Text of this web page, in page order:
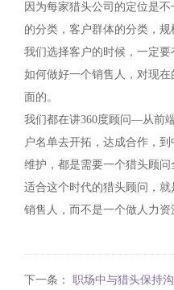
因为每家猎头公司的定位是
的分类，客户群体的分类，
我们选择客户的时候，一定要
如何做好一个销售人，对现
面的。
我们都在讲360度顾问—从前
户名单去开拓，达成合作，
维护，都是需要一个猎头顾问
适合这个时代的猎头顾问，
销售人，而不是一个做人力资
下一条： 职场中与猎头保持